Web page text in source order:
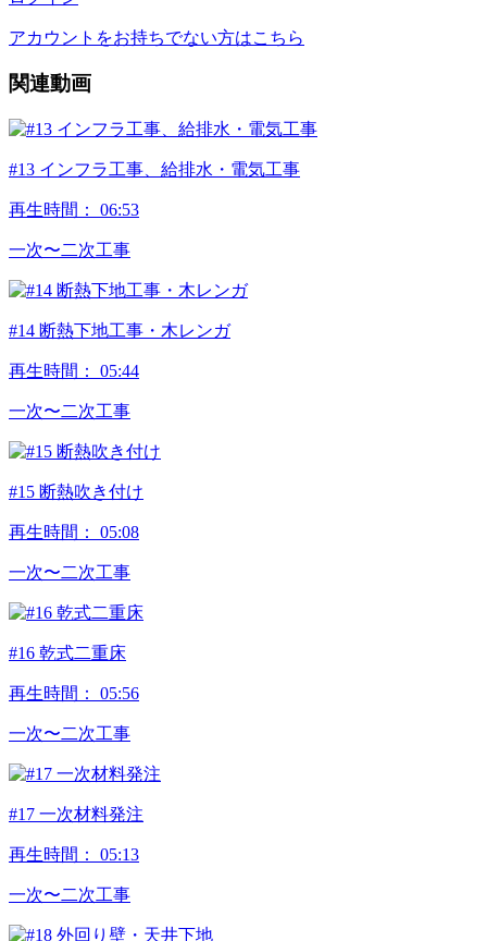
アカウントをお持ちでない方はこちら
関連動画
#13 インフラ工事、給排水・電気工事
再生時間： 06:53
⼀次〜⼆次⼯事
#14 断熱下地工事・木レンガ
再生時間： 05:44
⼀次〜⼆次⼯事
#15 断熱吹き付け
再生時間： 05:08
⼀次〜⼆次⼯事
#16 乾式二重床
再生時間： 05:56
⼀次〜⼆次⼯事
#17 一次材料発注
再生時間： 05:13
⼀次〜⼆次⼯事